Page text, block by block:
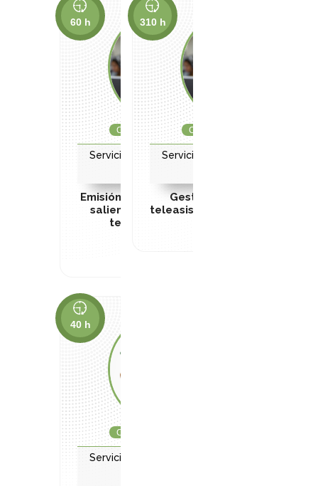
Cursos subvencionados
Servicios socioculturales y a la
Emisión y gestión de llamadas
salientes en un servicio de
teleasistencia – NO
60 h
Cursos subvencionados
Servicios socioculturales y a la
Gestión de llamadas de
teleasistencia- NO
310 h
Cursos subvencionados
Servicios socioculturales y a la
40 h